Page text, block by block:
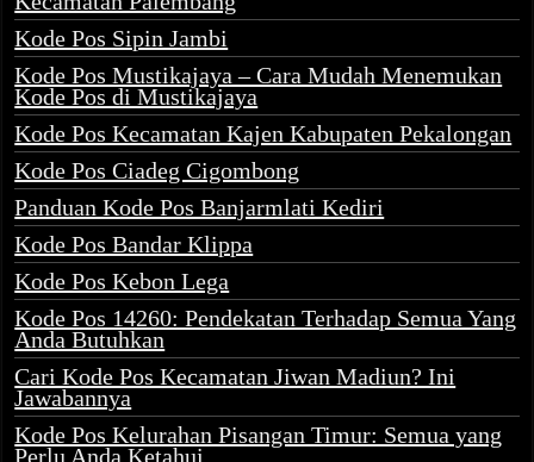
Kode Pos Sipin Jambi
Kode Pos Mustikajaya – Cara Mudah Menemukan
Kode Pos di Mustikajaya
Kode Pos Kecamatan Kajen Kabupaten Pekalongan
Kode Pos Ciadeg Cigombong
Panduan Kode Pos Banjarmlati Kediri
Kode Pos Bandar Klippa
Kode Pos Kebon Lega
Kode Pos 14260: Pendekatan Terhadap Semua Yang
Anda Butuhkan
Cari Kode Pos Kecamatan Jiwan Madiun? Ini
Jawabannya
Kode Pos Kelurahan Pisangan Timur: Semua yang
Perlu Anda Ketahui